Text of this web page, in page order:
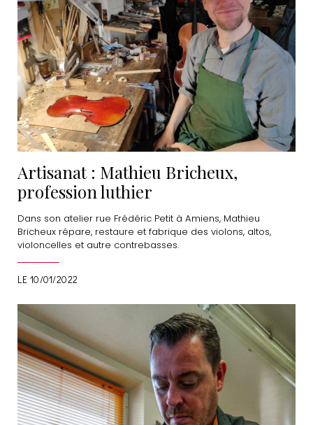
Artisanat : Mathieu Bricheux,
profession luthier
LE 10/01/2022
Dans son atelier rue Frédéric Petit à Amiens, Mathieu
Bricheux répare, restaure et fabrique des violons, altos,
violoncelles et autre contrebasses.